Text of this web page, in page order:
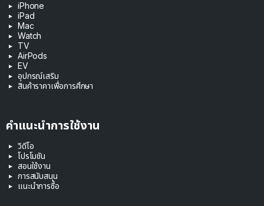
iPhone
iPad
Mac
Watch
TV
AirPods
EV
อุปกรณ์เสริม
สินค้าราคาเพื่อการศึกษา
คำแนะนำการใช้งาน
วิดีโอ
โปรโมชัน
สอนใช้งาน
การสนับสนุน
แนะนำการซื้อ